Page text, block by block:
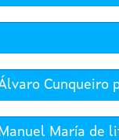
Álvaro
Manuel María